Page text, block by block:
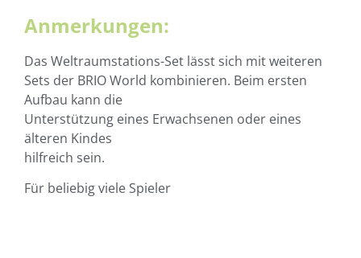
Anmerkungen:
Das Weltraumstations-Set lässt sich mit weiteren
Sets der BRIO World kombinieren. Beim ersten
Aufbau kann die
Unterstützung eines Erwachsenen oder eines
älteren Kindes
hilfreich sein.
Für beliebig viele Spieler